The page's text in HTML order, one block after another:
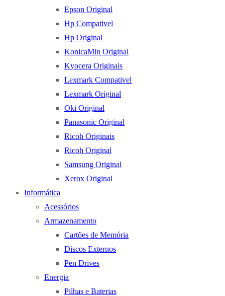
Epson Original
Hp Compativel
Hp Original
KonicaMin Original
Kyocera Originais
Lexmark Compativel
Lexmark Original
Oki Original
Panasonic Original
Ricoh Originais
Ricoh Original
Samsung Original
Xerox Original
Informática
Acessórios
Armazenamento
Cartões de Memória
Discos Externos
Pen Drives
Energia
Pilhas e Baterias